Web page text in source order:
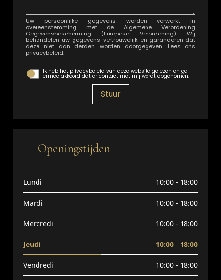
Uw persoonlijke gegevens worden verwerkt in
overeenstemming met de Algemene Verordening
Gegevensbescherming (Europese Verordening). Wij
behandelen uw gegevens vertrouwelijk en garanderen dat
deze niet aan derden worden doorgegeven. Lees ons
privacybeleid.
Ik heb het privacybeleid van deze website gelezen en ga
ermee akkoord dat er contact met mij wordt opgenomen.
Stuur
Openingstijden
Lundi 10:00 - 18:00
Mardi 10:00 - 18:00
Mercredi 10:00 - 18:00
Jeudi 10:00 - 18:00
Vendredi 10:00 - 18:00